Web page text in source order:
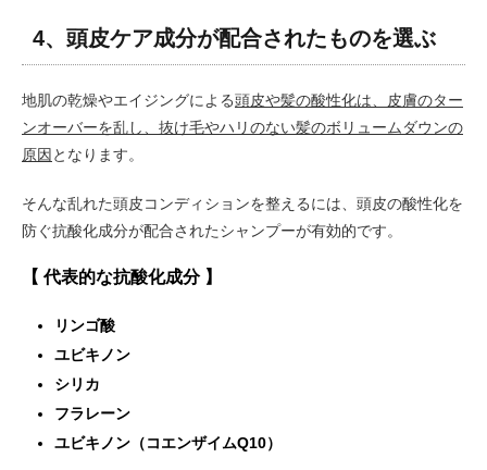
4、頭皮ケア成分が配合されたものを選ぶ
地肌の乾燥やエイジングによる頭皮や髪の酸性化は、皮膚のター
ンオーバーを乱し、抜け毛やハリのない髪のボリュームダウンの
原因 となります。
そんな乱れた頭皮コンディションを整えるには、頭皮の酸性化を
防ぐ抗酸化成分が配合されたシャンプーが有効的です。
【 代表的な抗酸化成分 】
リンゴ酸
ユビキノン
シリカ
フラレーン
ユビキノン（コエンザイムQ10）